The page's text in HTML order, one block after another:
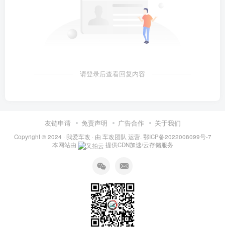
请登录后查看回复内容
友链申请 免责声明 广告合作 关于我们
Copyright © 2024 · 我爱车改 · 由 车改团队 运营. 鄂ICP备2022008099号-7
本网站由
提供CDN加速/云存储服务